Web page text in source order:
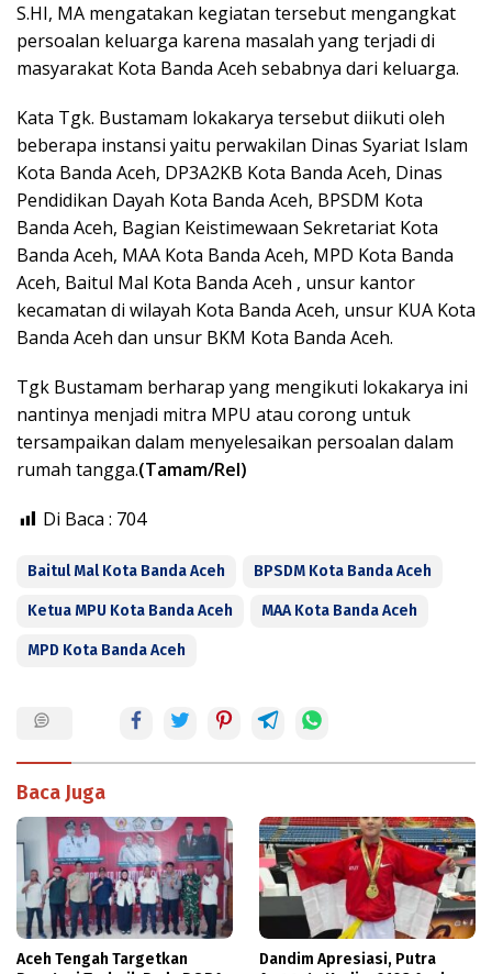
S.HI, MA mengatakan kegiatan tersebut mengangkat
persoalan keluarga karena masalah yang terjadi di
masyarakat Kota Banda Aceh sebabnya dari keluarga.
Kata Tgk. Bustamam lokakarya tersebut diikuti oleh
beberapa instansi yaitu perwakilan Dinas Syariat Islam
Kota Banda Aceh, DP3A2KB Kota Banda Aceh, Dinas
Pendidikan Dayah Kota Banda Aceh, BPSDM Kota
Banda Aceh, Bagian Keistimewaan Sekretariat Kota
Banda Aceh, MAA Kota Banda Aceh, MPD Kota Banda
Aceh, Baitul Mal Kota Banda Aceh , unsur kantor
kecamatan di wilayah Kota Banda Aceh, unsur KUA Kota
Banda Aceh dan unsur BKM Kota Banda Aceh.
Tgk Bustamam berharap yang mengikuti lokakarya ini
nantinya menjadi mitra MPU atau corong untuk
tersampaikan dalam menyelesaikan persoalan dalam
rumah tangga.(Tamam/Rel)
Di Baca : 704
Baitul Mal Kota Banda Aceh BPSDM Kota Banda Aceh
Ketua MPU Kota Banda Aceh MAA Kota Banda Aceh
MPD Kota Banda Aceh
Baca Juga
Aceh Tengah Targetkan
Dandim Apresiasi, Putra